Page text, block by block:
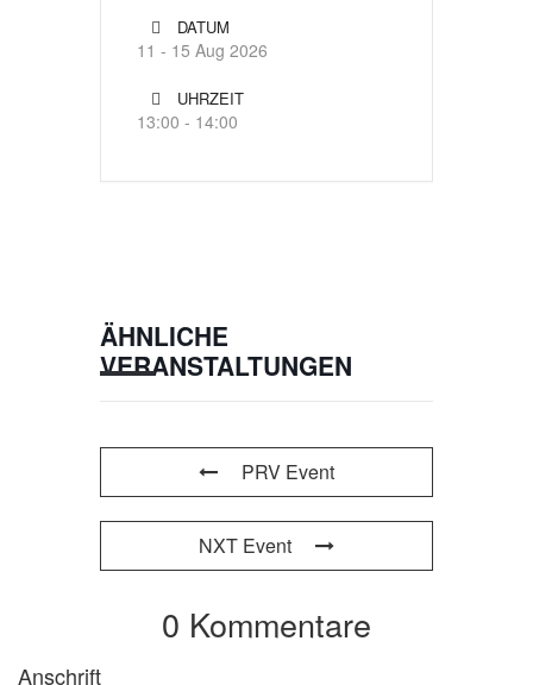
DATUM
11 - 15 Aug 2026
UHRZEIT
13:00 - 14:00
ÄHNLICHE
VERANSTALTUNGEN
PRV Event
NXT Event
0 Kommentare
Anschrift